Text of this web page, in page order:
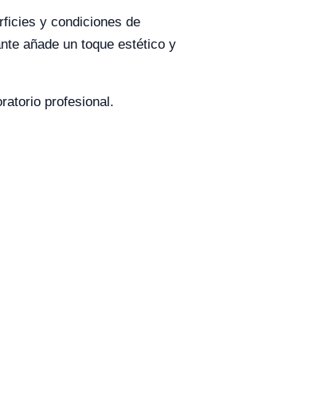
y condiciones de
añade un toque estético y
profesional.